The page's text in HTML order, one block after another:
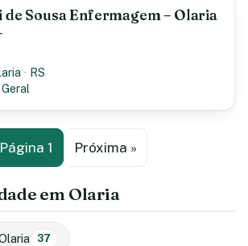
Sousa Enfermagem – Olaria
· RS
Página 1 Próxima »
em Olaria
37